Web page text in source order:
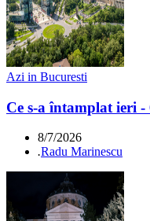
Azi in Bucuresti
Ce s-a întamplat ieri
8/7/2026
.Radu Marinescu